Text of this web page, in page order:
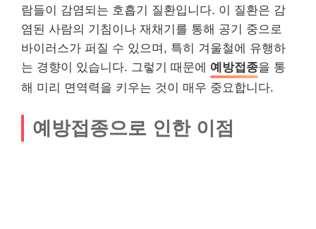
람들이 감염되는 호흡기 질환입니다. 이 질환은 감
염된 사람의 기침이나 재채기를 통해 공기 중으로
바이러스가 퍼질 수 있으며, 특히 겨울철에 유행하
는 경향이 있습니다. 그렇기 때문에 예방접종을 통
해 미리 면역력을 키우는 것이 매우 중요합니다.
예방접종으로 인한 이점